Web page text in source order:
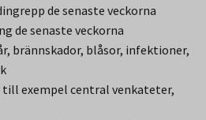
de senaste veckorna
de senaste veckorna
brännskador, blåsor, infektioner,
exempel central venkateter,